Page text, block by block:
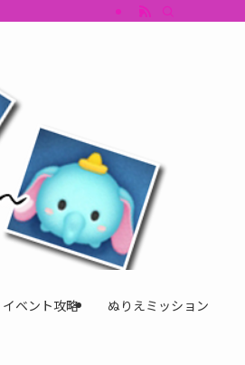
ツムツムイベント、ツムツム攻略、ツムツ
イベント攻略 ぬりえミッション